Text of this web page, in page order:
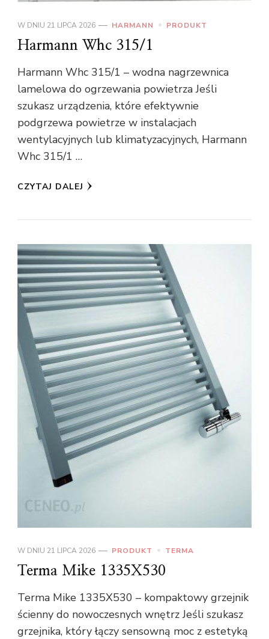
W DNIU 21 LIPCA 2026 HARMANN PRODUKT
Harmann Whc 315/1
Harmann Whc 315/1 – wodna nagrzewnica
lamelowa do ogrzewania powietrza Jeśli
szukasz urządzenia, które efektywnie
podgrzewa powietrze w instalacjach
wentylacyjnych lub klimatyzacyjnych, Harmann
Whc 315/1 …
CZYTAJ DALEJ
W DNIU 21 LIPCA 2026 PRODUKT TERMA
Terma Mike 1335X530
Terma Mike 1335X530 – kompaktowy grzejnik
ścienny do nowoczesnych wnętrz Jeśli szukasz
grzejnika, który łączy sensowną moc z estetyką